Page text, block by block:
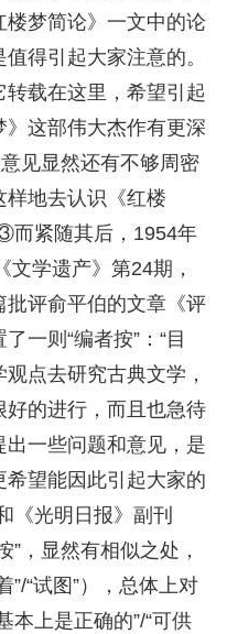
梦简论》一文中的论
得引起大家注意的。
载在这里，希望引起
这部伟大杰作有更深
见显然还有不够周密
地去认识《红楼
而紧随其后，1954年
学遗产》第24期，
评俞平伯的文章《评
一则“编者按”：“目
点去研究古典文学，
的进行，而且也急待
一些问题和意见，是
望能因此引起大家的
《光明日报》副刊
”，显然有相似之处，
”/“试图”），总体上对
本上是正确的”/“可供